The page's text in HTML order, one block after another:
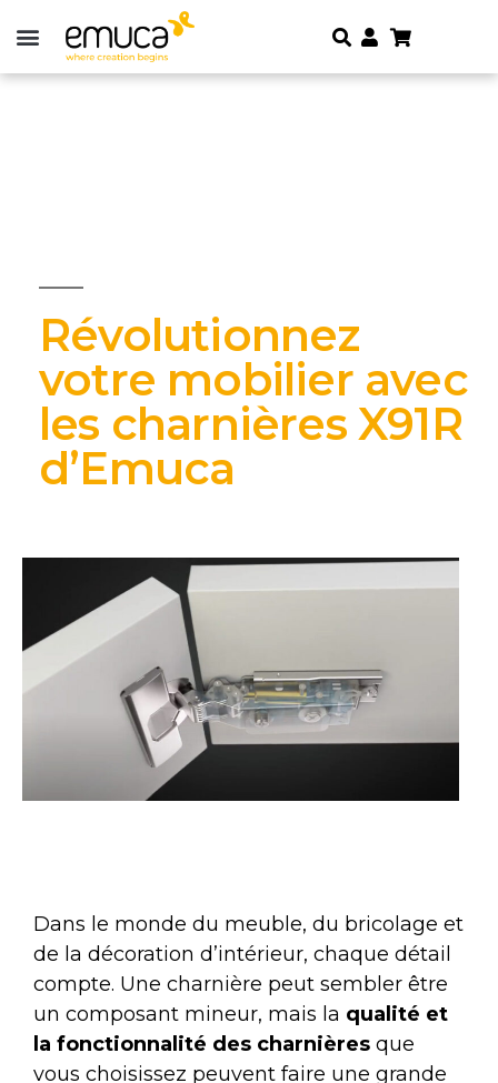
Révolutionnez
votre mobilier avec
les charnières X91R
d’Emuca
Dans le monde du meuble, du bricolage et
de la décoration d’intérieur, chaque détail
compte. Une charnière peut sembler être
un composant mineur, mais la qualité et
la fonctionnalité des charnières que
vous choisissez peuvent faire une grande